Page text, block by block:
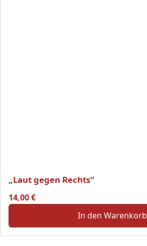
„Laut gegen Rechts“
14,00€
In den Warenkorb